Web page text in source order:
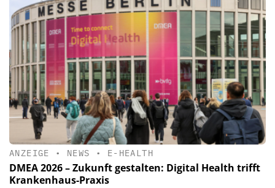
ANZEIGE • NEWS • E-HEALTH
DMEA 2026 – Zukunft gestalten: Digital Health trifft
Krankenhaus-Praxis